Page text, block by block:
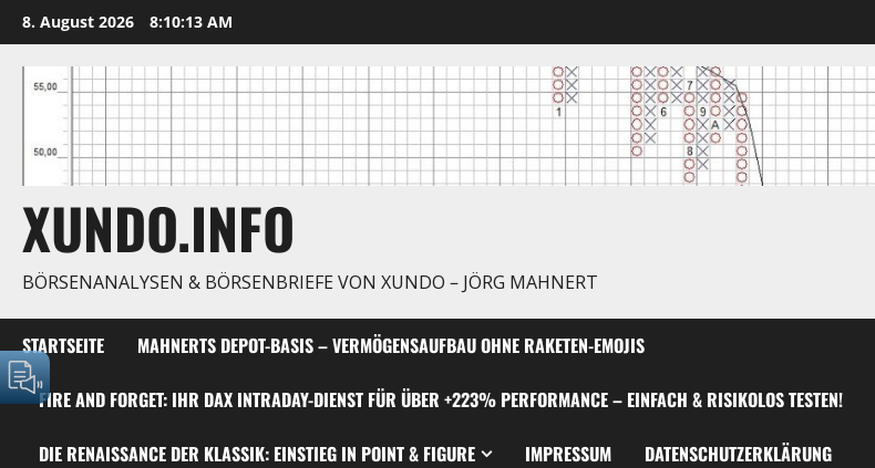
Zum
Inhalt
springen
8. August 2026 8:10:14 AM
XUNDO.INFO
BÖRSENANALYSEN & BÖRSENBRIEFE VON XUNDO – JÖRG MAHNERT
STARTSEITE MAHNERTS DEPOT-BASIS – VERMÖGENSAUFBAU OHNE RAKETEN-EMOJIS
FIRE AND FORGET: IHR DAX INTRADAY-DIENST FÜR ÜBER +223% PERFORMANCE – EINFACH & RISIKOLOS TESTEN!
DIE RENAISSANCE DER KLASSIK: EINSTIEG IN POINT & FIGURE IMPRESSUM DATENSCHUTZERKLÄRUNG